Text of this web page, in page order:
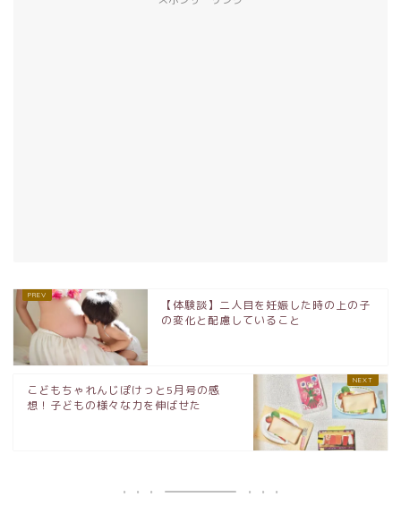
【体験談】二人目を妊娠した時の上の子
の変化と配慮していること
こどもちゃれんじぽけっと5月号の感
想！子どもの様々な力を伸ばせた